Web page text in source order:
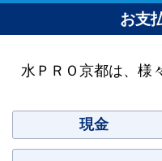
お支
水ＰＲＯ京都は、様
現金